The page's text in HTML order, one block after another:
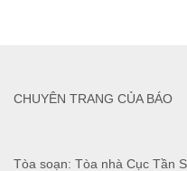
Tòa soạn: Tòa nhà Cục Tần
CHUYÊN TRANG CỦA BÁO